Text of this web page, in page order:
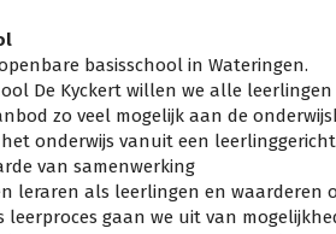
basisschool in Wateringen.
De Kyckert willen we alle
zo veel mogelijk aan de
onderwijs vanuit een
van samenwerking
leraren als leerlingen en waarderen
leerproces gaan we uit van